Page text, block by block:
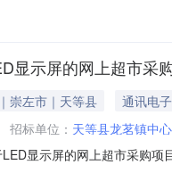
显示屏的网上超市采
崇左市｜天等县
通讯电子
招标单位： 天等县龙茗镇中
显示屏的网上超市采购